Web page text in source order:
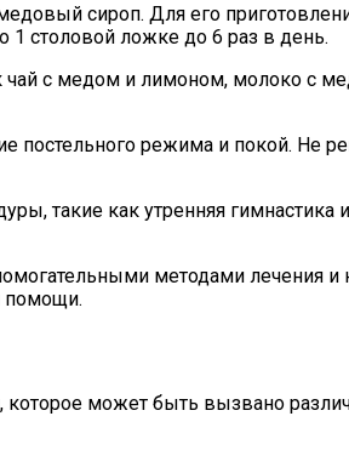
сироп. Для его
1 столовой ложке до 6 раз в день.
чай с медом и лимоном, молоко с
постельного режима и покой. Не
такие как утренняя
методами лечения
помощи.
которое может быть вызвано